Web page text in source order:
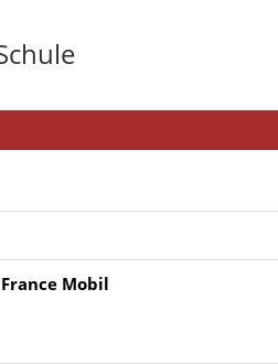
France Mobil